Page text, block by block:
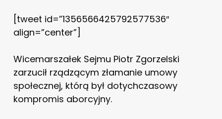
[tweet id=”1356566425792577536″
align=”center”]
Wicemarszałek Sejmu Piotr Zgorzelski
zarzucił rządzącym złamanie umowy
społecznej, którą był dotychczasowy
kompromis aborcyjny.